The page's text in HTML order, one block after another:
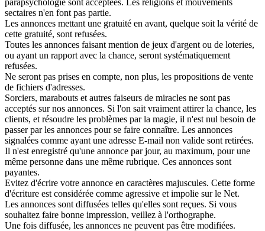
parapsychologie sont acceptées. Les religions et mouvements
sectaires n'en font pas partie.
Les annonces mettant une gratuité en avant, quelque soit la vérité de
cette gratuité, sont refusées.
Toutes les annonces faisant mention de jeux d'argent ou de loteries,
ou ayant un rapport avec la chance, seront systématiquement
refusées.
Ne seront pas prises en compte, non plus, les propositions de vente
de fichiers d'adresses.
Sorciers, marabouts et autres faiseurs de miracles ne sont pas
acceptés sur nos annonces. Si l'on sait vraiment attirer la chance, les
clients, et résoudre les problèmes par la magie, il n'est nul besoin de
passer par les annonces pour se faire connaître. Les annonces
signalées comme ayant une adresse E-mail non valide sont retirées.
Il n'est enregistré qu'une annonce par jour, au maximum, pour une
même personne dans une même rubrique. Ces annonces sont
payantes.
Evitez d'écrire votre annonce en caractères majuscules. Cette forme
d'écriture est considérée comme agressive et impolie sur le Net.
Les annonces sont diffusées telles qu'elles sont reçues. Si vous
souhaitez faire bonne impression, veillez à l'orthographe.
Une fois diffusée, les annonces ne peuvent pas être modifiées.